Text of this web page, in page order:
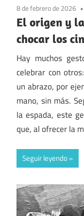
8 de febrero de 2026
El origen y
chocar los
Hay muchos
celebrar con
un abrazo, por
mano, sin más.
la espada, este
que, al ofrecer la
Seguir leyendo